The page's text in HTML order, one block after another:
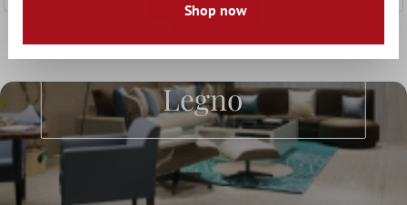
Home Il mondo delle piastrelle Piastrelle per aspetto
Piastrelle Effetto
Legno
Shop now